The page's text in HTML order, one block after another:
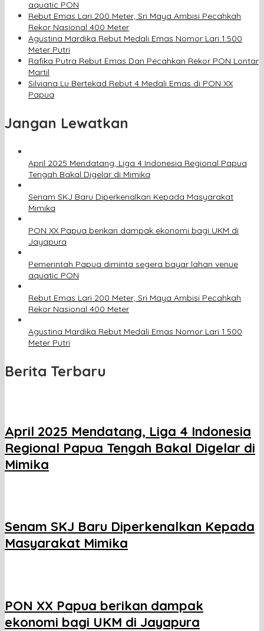
aquatic PON
Rebut Emas Lari 200 Meter, Sri Maya Ambisi Pecahkah
Rekor Nasional 400 Meter
Agustina Mardika Rebut Medali Emas Nomor Lari 1.500
Meter Putri
Rafika Putra Rebut Emas Dan Pecahkan Rekor PON Lontar
Martil
Silviana Lu Bertekad Rebut 4 Medali Emas di PON XX
Papua
Jangan Lewatkan
April 2025 Mendatang, Liga 4 Indonesia Regional Papua
Tengah Bakal Digelar di Mimika
Senam SKJ Baru Diperkenalkan Kepada Masyarakat
Mimika
PON XX Papua berikan dampak ekonomi bagi UKM di
Jayapura
Pemerintah Papua diminta segera bayar lahan venue
aquatic PON
Rebut Emas Lari 200 Meter, Sri Maya Ambisi Pecahkah
Rekor Nasional 400 Meter
Agustina Mardika Rebut Medali Emas Nomor Lari 1.500
Meter Putri
Berita Terbaru
April 2025 Mendatang, Liga 4 Indonesia
Regional Papua Tengah Bakal Digelar di
Mimika
Senam SKJ Baru Diperkenalkan Kepada
Masyarakat Mimika
PON XX Papua berikan dampak
ekonomi bagi UKM di Jayapura